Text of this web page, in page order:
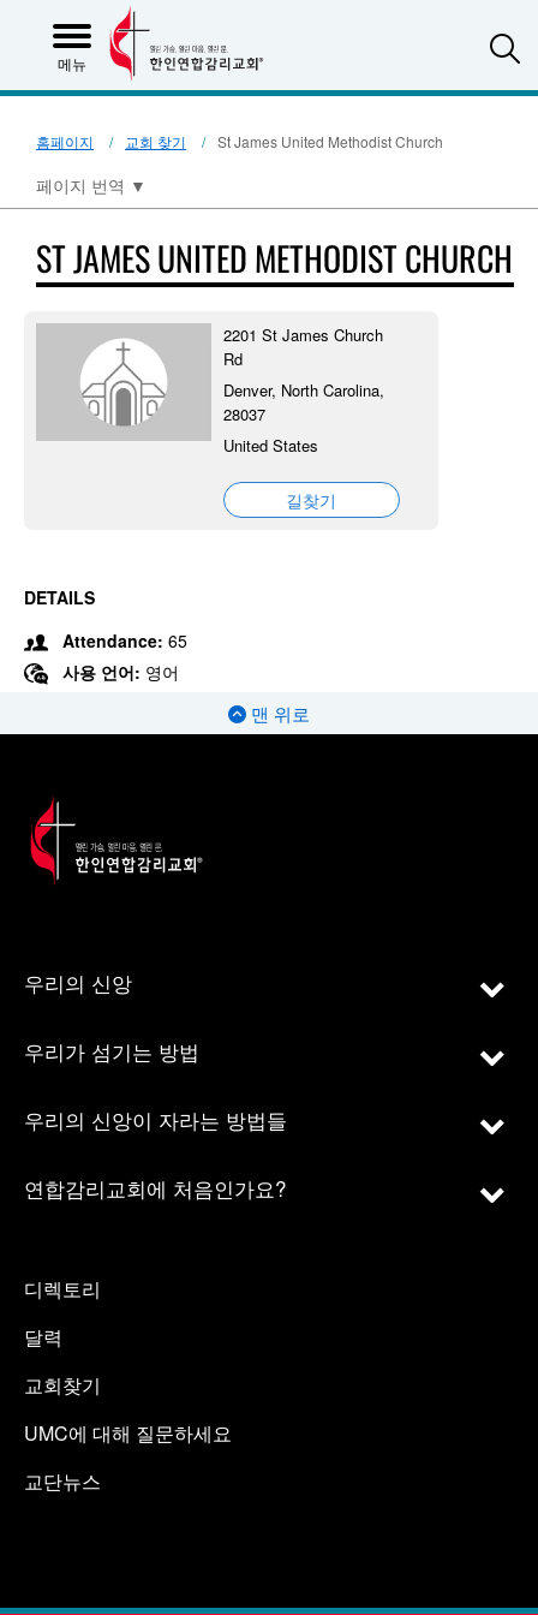
메뉴
홈페이지 교회 찾기 St James United Methodist Church
페이지 번역 ▼
ST JAMES UNITED METHODIST CHURCH
2201 St James Church
Rd
Denver, North Carolina,
28037
United States
길찾기
DETAILS
Attendance: 65
사용 언어: 영어
맨 위로
우리의 신앙
우리가 섬기는 방법
우리의 신앙이 자라는 방법들
연합감리교회에 처음인가요?
디렉토리
달력
교회찾기
UMC에 대해 질문하세요
교단뉴스